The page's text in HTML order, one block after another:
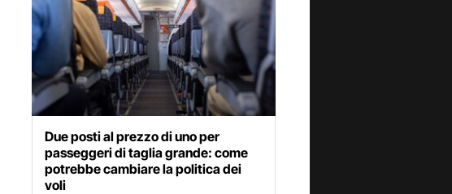
Due posti al prezzo di uno per
passeggeri di taglia grande: come
potrebbe cambiare la politica dei
voli